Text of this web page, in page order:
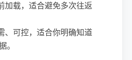
加载，适合避免多次往返
、可控，适合你明确知道
。